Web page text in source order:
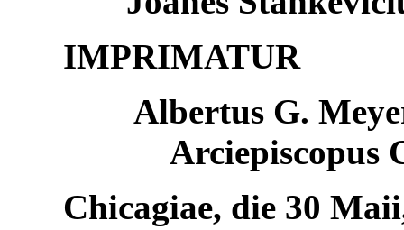
IMPRIMATUR
Albertus G.
Arciepiscopus
Chicagiae, die 30